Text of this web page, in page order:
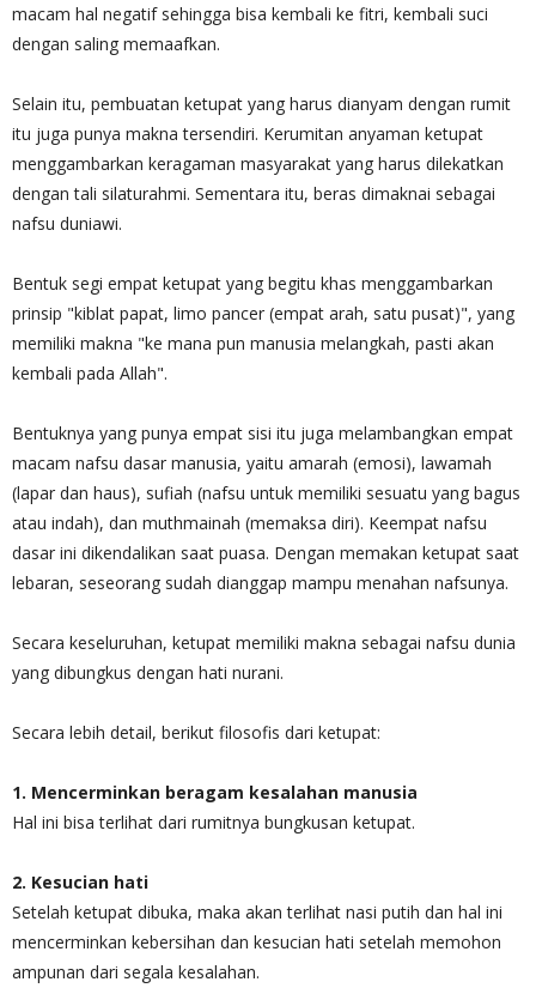
macam hal negatif sehingga bisa kembali ke fitri, kembali suci
dengan saling memaafkan.
Selain itu, pembuatan ketupat yang harus dianyam dengan rumit
itu juga punya makna tersendiri. Kerumitan anyaman ketupat
menggambarkan keragaman masyarakat yang harus dilekatkan
dengan tali silaturahmi. Sementara itu, beras dimaknai sebagai
nafsu duniawi.
Bentuk segi empat ketupat yang begitu khas menggambarkan
prinsip "kiblat papat, limo pancer (empat arah, satu pusat)", yang
memiliki makna "ke mana pun manusia melangkah, pasti akan
kembali pada Allah".
Bentuknya yang punya empat sisi itu juga melambangkan empat
macam nafsu dasar manusia, yaitu amarah (emosi), lawamah
(lapar dan haus), sufiah (nafsu untuk memiliki sesuatu yang bagus
atau indah), dan muthmainah (memaksa diri). Keempat nafsu
dasar ini dikendalikan saat puasa. Dengan memakan ketupat saat
lebaran, seseorang sudah dianggap mampu menahan nafsunya.
Secara keseluruhan, ketupat memiliki makna sebagai nafsu dunia
yang dibungkus dengan hati nurani.
Secara lebih detail, berikut filosofis dari ketupat:
1. Mencerminkan beragam kesalahan manusia
Hal ini bisa terlihat dari rumitnya bungkusan ketupat.
2. Kesucian hati
Setelah ketupat dibuka, maka akan terlihat nasi putih dan hal ini
mencerminkan kebersihan dan kesucian hati setelah memohon
ampunan dari segala kesalahan.